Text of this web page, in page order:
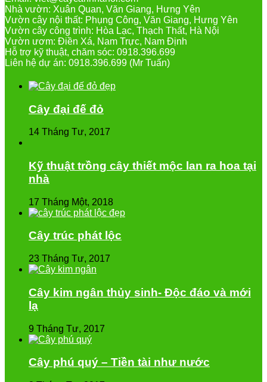
Nhà vườn: Xuân Quan, Văn Giang, Hưng Yên
Vườn cây nội thất: Phụng Công, Văn Giang, Hưng Yên
Vườn cây công trình: Hòa Lạc, Thạch Thất, Hà Nội
Vườn ươm: Điền Xá, Nam Trực, Nam Định
Hỗ trợ kỹ thuật, chăm sóc: 0918.396.699
Liên hệ dự án: 0918.396.699 (Mr Tuấn)
Cây đại đế đỏ
14 Tháng Tư, 2017
Kỹ thuật trồng cây thiết mộc lan ra hoa tại
nhà
17 Tháng Một, 2018
Cây trúc phát lộc
23 Tháng Tư, 2017
Cây kim ngân thủy sinh- Độc đáo và mới
lạ
9 Tháng Tư, 2017
Cây phú quý – Tiền tài như nước